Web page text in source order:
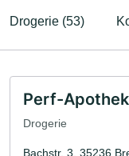
Drogerie (53)
Perf-
Drogerie
Bachstr. 3, 35236